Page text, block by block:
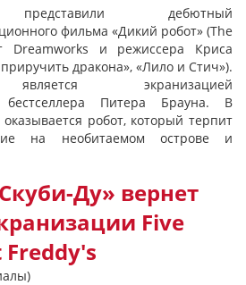
дебютный
фильма «Дикий робот» (The
Dreamworks и режиссера Криса
дракона», «Лило и Стич»).
экранизацией
бестселлера Питера Брауна. В
робот, который терпит
на необитаемом острове и
Ду» вернет
Five